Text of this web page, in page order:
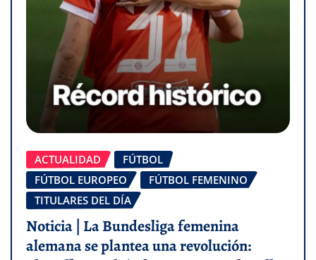
ACTUALIDAD
FÚTBOL
FÚTBOL EUROPEO
FÚTBOL FEMENINO
TITULARES DEL DÍA
Noticia | La Bundesliga femenina
alemana se plantea una revolución: